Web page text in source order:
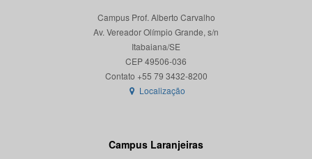
Campus Prof. Alberto Carvalho
Av. Vereador Olímpio Grande, s/n
Itabaiana/SE
CEP 49506-036
Localização
Campus Laranjeiras